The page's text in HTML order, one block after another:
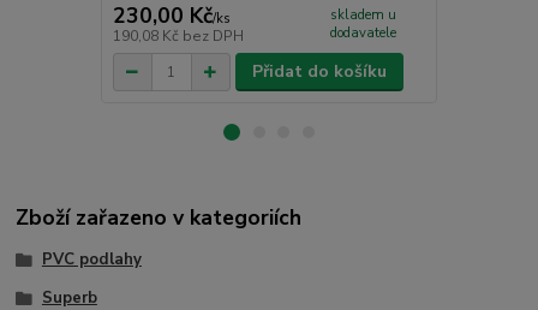
230,00 Kč/ks
190,08 Kč bez DPH
skladem u
dodavatele
Přidat do košíku
Zboží zařazeno v kategoriích
PVC podlahy
Superb